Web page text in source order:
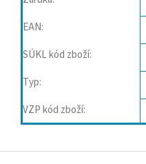
EAN:
SÚKL kód zboží:
Typ:
VZP kód zboží: